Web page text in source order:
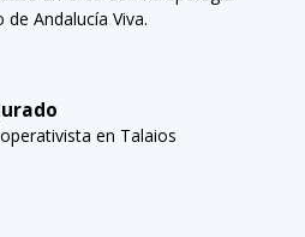
Andalucía Viva.
en Talaios